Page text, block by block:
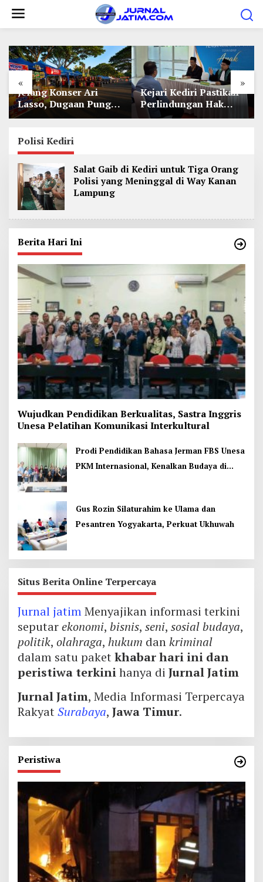
« »
Jelang Konser Ari
Lasso, Dugaan Pungli
Lapak UMKM di Hari
Kejari Kediri Pastikan
Perlindungan Hak
Anak Lewat Penetapan
Polisi Kediri
Salat Gaib di Kediri untuk Tiga Orang
Polisi yang Meninggal di Way Kanan
Lampung
Berita Hari Ini
Wujudkan Pendidikan Berkualitas, Sastra Inggris
Unesa Pelatihan Komunikasi Interkultural
Prodi Pendidikan Bahasa Jerman FBS Unesa
PKM Internasional, Kenalkan Budaya di
Gus Rozin Silaturahim ke Ulama dan
Pesantren Yogyakarta, Perkuat Ukhuwah
Situs Berita Online Terpercaya
Jurnal jatimMenyajikan informasi terkini
seputarekonomi, bisnis, seni, sosial budaya,
politik, olahraga, hukum dankriminal
dalam satu paketkhabar hari ini dan
peristiwa terkinihanya di Jurnal Jatim
Jurnal Jatim, Media Informasi Terpercaya
RakyatSurabaya, Jawa Timur.
Peristiwa